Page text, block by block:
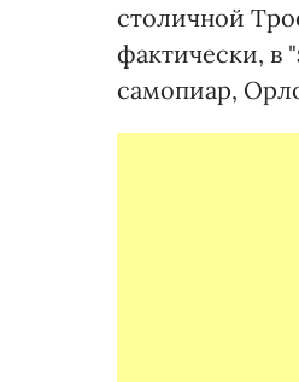
столичной
фактически, в
самопиар,